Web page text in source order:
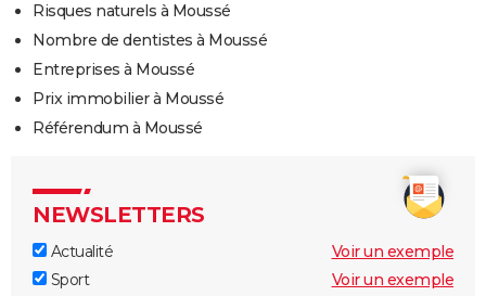
Risques naturels à Moussé
Nombre de dentistes à Moussé
Entreprises à Moussé
Prix immobilier à Moussé
Référendum à Moussé
NEWSLETTERS
Actualité
Voir un exemple
Sport
Voir un exemple